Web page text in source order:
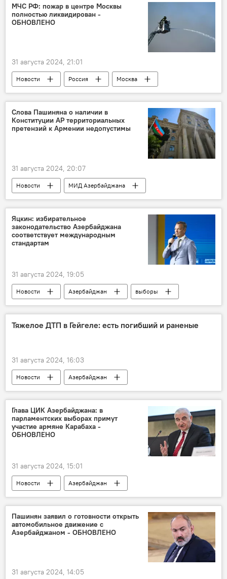
Паралимпийские игры
Паралимпийец
Плавание
Париж
МЧС РФ: пожар в центре Москвы
полностью ликвидирован -
ОБНОВЛЕНО
31 августа 2024, 21:01
Новости Россия
Москва
пожар
МЧС РФ
Тушение
Огонь
Движение транспорта
Вертолет
корабль
Слова Пашиняна о наличии в
Конституции АР территориальных
претензий к Армении недопустимы
31 августа 2024, 20:07
Новости
МИД Азербайджана
Азербайджан
Айхан Гаджизаде
Заявление
территориальные претензии
Армения
Никол Пашинян
Конституция
Яцкин: избирательное
законодательство Азербайджана
соответствует международным
стандартам
31 августа 2024, 19:05
Новости Азербайджан
выборы
Внеочередные выборы в Милли Меджлис
парламентские выборы
Милли Меджлис
Тяжелое ДТП в Гейгеле: есть погибший и раненые
31 августа 2024, 16:03
Новости
Азербайджан
Происшествия в Азербайджане
Гейгельский район
Авария
Столкновение
Погибший
ВАЗ
Hyundai
Глава ЦИК Азербайджана: в
парламентских выборах примут
участие армяне Карабаха -
ОБНОВЛЕНО
31 августа 2024, 15:01
Новости
Азербайджан
Внеочередные выборы в Милли Меджлис
Межпарламентская ассамблея стран СНГ
Пашинян заявил о готовности открыть
автомобильное движение с
Азербайджаном - ОБНОВЛЕНО
31 августа 2024, 14:05